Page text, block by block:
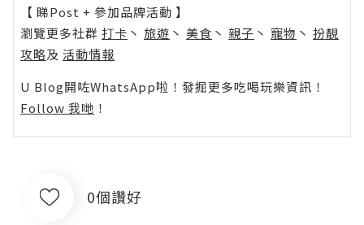
【 睇Post + 參加品牌活動 】
瀏覽更多社群 打卡 丶 旅遊 丶 美食 丶 親子 丶 寵物 丶 扮靚
攻略及 活動情報
U Blog開咗WhatsApp啦！發掘更多吃喝玩樂資訊！
Follow 我哋 ！
0個讚好